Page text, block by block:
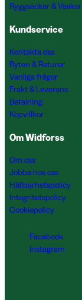
Ryggsäckar & Väskor
Kundservice
Kontakta oss
Byten & Returer
Vanliga frågor
Frakt & Leverans
Betalning
Köpvillkor
Om Widforss
Om oss
Jobba hos oss
Hållbarhetspolicy
Integritetspolicy
Cookiepolicy
Facebook
Instagram